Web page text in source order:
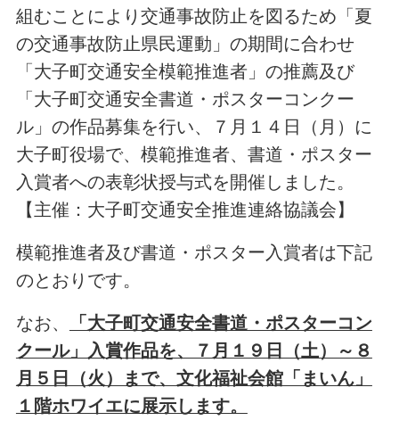
組むことにより交通事故防止を図るため「夏
の交通事故防止県民運動」の期間に合わせ
「大子町交通安全模範推進者」の推薦及び
「大子町交通安全書道・ポスターコンクー
ル」の作品募集を行い、７月１４日（月）に
大子町役場で、模範推進者、書道・ポスター
入賞者への表彰状授与式を開催しました。
【主催：大子町交通安全推進連絡協議会】
模範推進者及び書道・ポスター入賞者は下記
のとおりです。
なお、
「大子町交通安全書道・ポスターコン
クール」入賞作品を、７月１９日（土）～８
月５日（火）まで、文化福祉会館「まいん」
１階ホワイエに展示します。